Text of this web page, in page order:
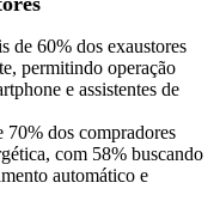
de 60% dos exaustores
permitindo operação
e assistentes de
70% dos compradores
com 58% buscando
automático e